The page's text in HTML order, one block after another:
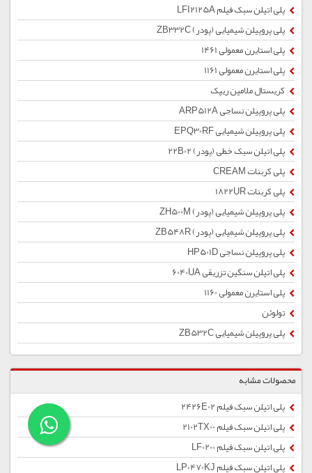
پلی اتیلن سبک فیلم LFI2125A
پلی پروپیلن شیمیایی (پودر) ZB332C
پلی استایرن معمولی 1461
پلی استایرن معمولی 1161
کریستال ملامین ریپک
پلی پروپیلن نساجی ARP512A
پلی پروپیلن شیمیایی EPQ30RF
پلی اتیلن سبک خطی (پودر) 22B02
پلی کربنات CREAM
پلی کربنات 1822UR
پلی پروپیلن شیمیایی (پودر) ZH500M
پلی پروپیلن شیمیایی (پودر) ZB548R
پلی پروپیلن نساجی HP501D
پلی اتیلن سنگین تزریقی 6040UA
پلی استایرن معمولی 1160
تولوئن
پلی پروپیلن شیمیایی ZB532C
محصولات مشابه
پلی اتیلن سبک فیلم 2426E02
پلی اتیلن سبک فیلم 2102TX00
پلی اتیلن سبک فیلم LF0200
پلی اتیلن سبک فیلم LP0470KJ